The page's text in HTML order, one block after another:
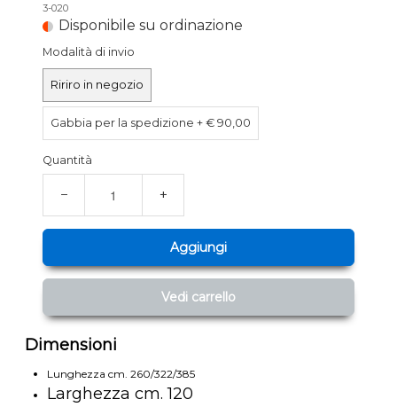
3-020
Disponibile su ordinazione
Modalità di invio
Ririro in negozio
Gabbia per la spedizione + € 90,00
Quantità
− +
Aggiungi
Vedi carrello
Dimensioni
Lunghezza cm. 260/322/385
Larghezza cm. 120